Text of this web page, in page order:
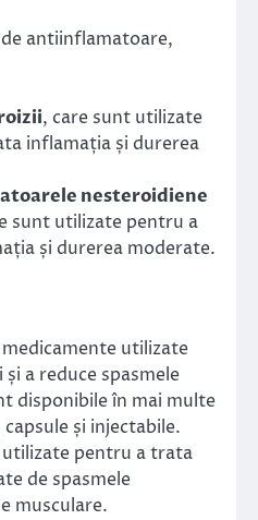
antiinflamatoare,
, care sunt utilizate
inflamația și durerea
nesteroidiene
sunt utilizate pentru a
și durerea moderate.
utilizate
a reduce spasmele
disponibile în mai multe
și injectabile.
pentru a trata
de spasmele
musculare.